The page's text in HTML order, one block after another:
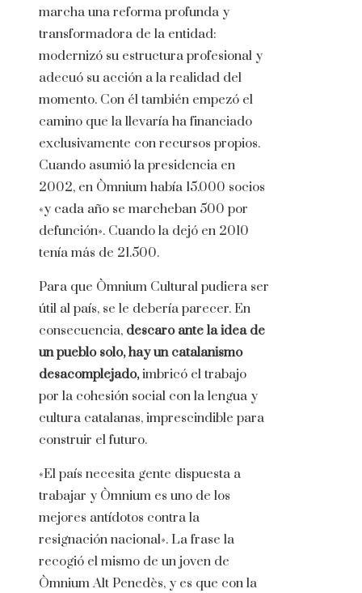
marcha una reforma profunda y
transformadora de la entidad:
modernizó su estructura profesional y
adecuó su acción a la realidad del
momento. Con él también empezó el
camino que la llevaría ha financiado
exclusivamente con recursos propios.
Cuando asumió la presidencia en
2002, en Òmnium había 15.000 socios
«y cada año se marcheban 500 por
defunción». Cuando la dejó en 2010
tenía más de 21.500.
Para que Òmnium Cultural pudiera ser
útil al país, se le debería parecer. En
consecuencia, descaro ante la idea de
un pueblo solo, hay un catalanismo
desacomplejado,imbricó el trabajo
por la cohesión social con la lengua y
cultura catalanas, imprescindible para
construir el futuro.
«El país necesita gente dispuesta a
trabajar y Òmnium es uno de los
mejores antídotos contra la
resignación nacional». La frase la
recogió el mismo de un joven de
Òmnium Alt Penedès, y es que con la